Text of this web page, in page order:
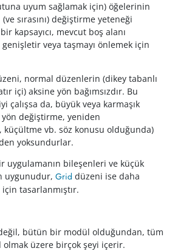
uyum sağlamak için) öğelerinin
sırasını) değiştirme yeteneği
kapsayıcı, mevcut boş alanı
veya taşmayı önlemek için
normal düzenlerin (dikey tabanlı
içi) aksine yön bağımsızdır. Bu
çalışsa da, büyük veya karmaşık
değiştirme, yeniden
küçültme vb. söz konusu olduğunda)
yoksundurlar.
uygulamanın bileşenleri ve küçük
uygunudur, Grid düzeni ise daha
tasarlanmıştır.
bütün bir modül olduğundan, tüm
üzere birçok şeyi içerir.